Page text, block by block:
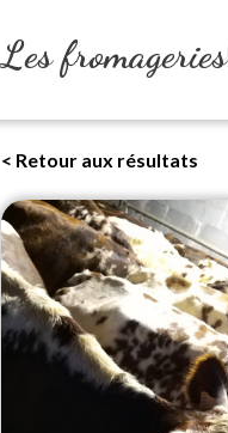
Les fromageries
< Retour aux résultats